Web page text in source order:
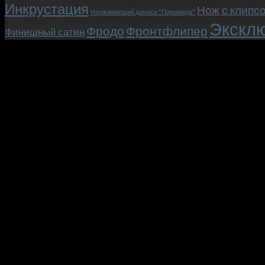
Инкрустация Нержавеющий дамаск "Пирамида" Нож с
Финишный сатин Фродо Фронтфлипер